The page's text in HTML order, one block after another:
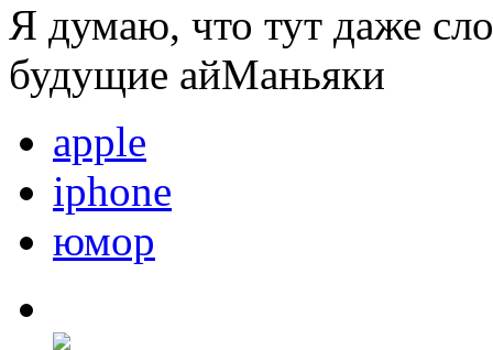
Я думаю, что тут даже
будущие айМаньяки
apple
iphone
юмор